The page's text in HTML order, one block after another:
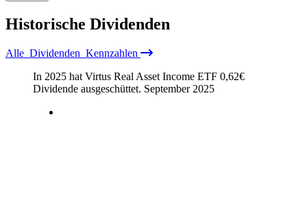
Historische Dividenden
Alle Dividenden Kennzahlen
In 2025 hat Virtus Real Asset Income ETF 0,62€
Dividende ausgeschüttet. September 2025